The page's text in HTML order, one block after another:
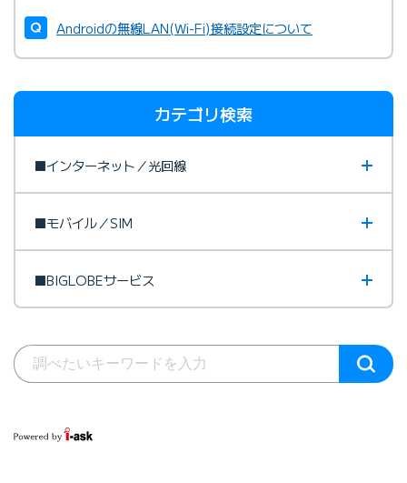
Androidの無線LAN(Wi-Fi)接続設定について
カテゴリ検索
■インターネット／光回線
■モバイル／SIM
■BIGLOBEサービス